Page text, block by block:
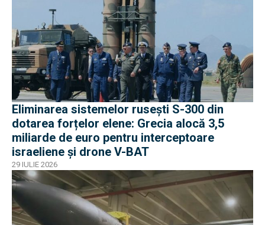
Eliminarea sistemelor rusești S-300 din
dotarea forțelor elene: Grecia alocă 3,5
miliarde de euro pentru interceptoare
israeliene și drone V-BAT
29 IULIE 2026